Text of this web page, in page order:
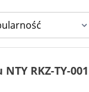
RKZ-TY-001